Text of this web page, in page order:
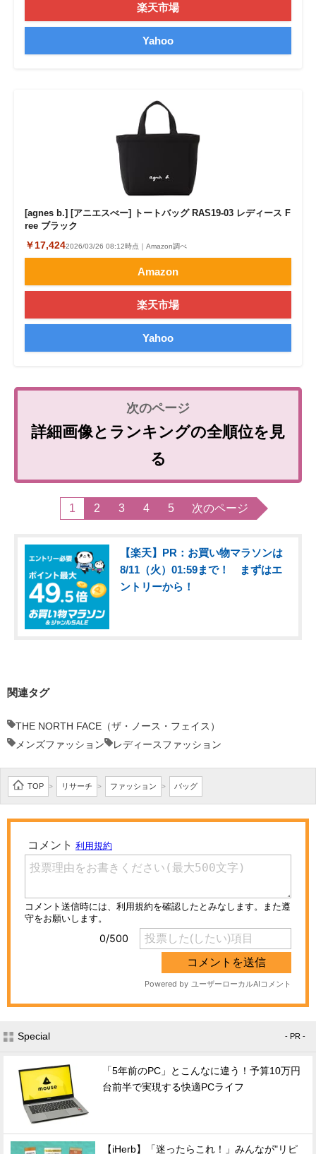
楽天市場
Yahoo
[agnes b.] [アニエスべー] トートバッグ RAS19-03 レディース F
ree ブラック
￥17,4242026/03/26 08:12時点｜Amazon調べ
Amazon
楽天市場
Yahoo
詳細画像とランキングの全順位を見
る
1 2 3 4 5 次のページ
【楽天】PR：お買い物マラソンは
8/11（火）01:59まで！ まずはエ
ントリーから！
関連タグ
THE NORTH FACE（ザ・ノース・フェイス）
メンズファッション
レディースファッション
TOP > リサーチ > ファッション > バッグ
Special - PR -
「5年前のPC」とこんなに違う！予算10万円
台前半で実現する快適PCライフ
【iHerb】「迷ったらこれ！」みんなが"リピ